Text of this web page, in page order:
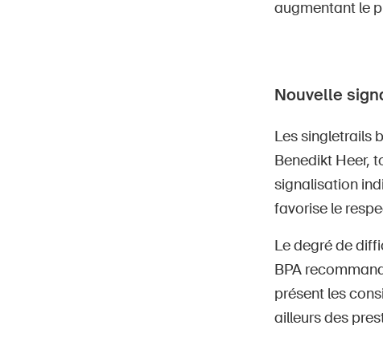
augmentant le
Nouvelle
Les singletrails
Benedikt Heer,
signalisation
favorise le
Le degré de
BPA
présent les
ailleurs des